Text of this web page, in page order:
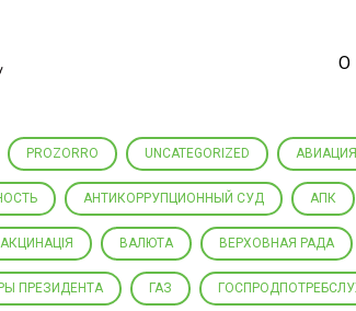
О
PROZORRO UNCATEGORIZED АВИАЦИЯ
АНТИКОРРУПЦИОННЫЙ СУД АПК
ВАЛЮТА ВЕРХОВНАЯ РАДА
ПРЕЗИДЕНТА ГАЗ